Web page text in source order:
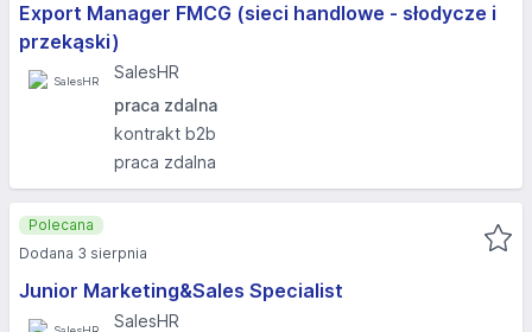
Export Manager FMCG (sieci handlowe - słodycze i
przekąski)
SalesHR
praca zdalna
kontrakt b2b
praca zdalna
Junior Marketing&Sales Specialist
SalesHR
Polecana
Dodana 3 sierpnia